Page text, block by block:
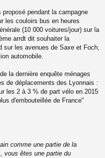
pendant la campagne
les couloirs bus en heures
(10 000 voitures/jour) sur la
arrdt dit souhaiter la
sur les avenues de Saxe et Foch,
automobile.
la dernière enquête ménages
de déplacements des Lyonnais :
les 2 à 3 % de part vélo en 2015
d'embouteillée de France"
comme une partie de la
vous êtes une partie du